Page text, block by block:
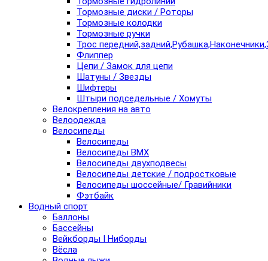
Тормозные диски / Роторы
Тормозные колодки
Тормозные ручки
Трос
Флиппер
Цепи / Замок для цепи
Шатуны / Звезды
Шифтеры
Штыри подседельные / Хомуты
Велокрепления на авто
Велоодежда
Велосипеды
Велосипеды
Велосипеды BMX
Велосипеды двухподвесы
Велосипеды детские / подростковые
Велосипеды шоссейные/ Гравийники
Фэтбайк
Водный спорт
Баллоны
Бассейны
Вейкборды I Ниборды
Вёсла